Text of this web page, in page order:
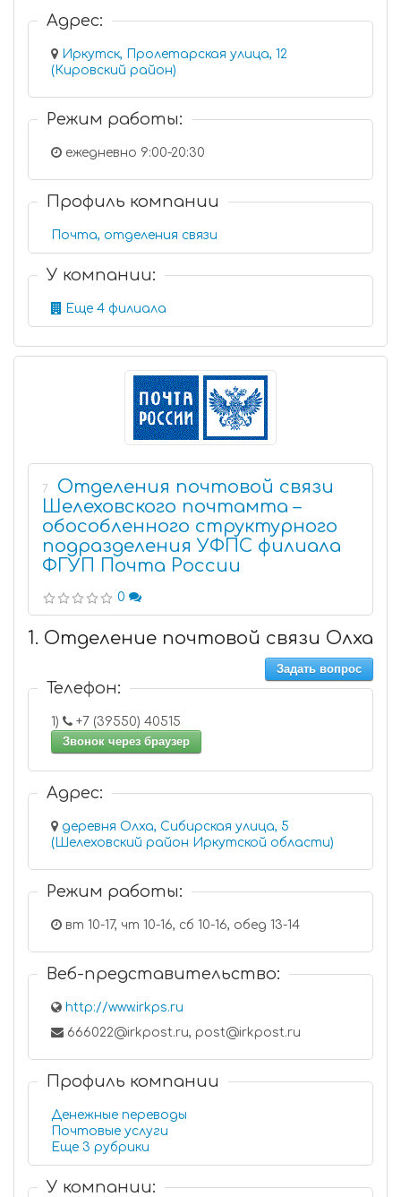
Адрес:
Иркутск, Пролетарская улица, 12
(Кировский район)
Режим работы:
ежедневно 9:00-20:30
Профиль компании
Почта, отделения связи
У компании:
Еще 4 филиала
7
Отделения почтовой связи
Шелеховского почтамта –
обособленного структурного
подразделения УФПС филиала
ФГУП Почта России
0
1. Отделение почтовой связи Олха
Задать вопрос
Телефон:
1)
+7 (39550) 40515
Звонок через браузер
Адрес:
деревня Олха, Сибирская улица, 5
(Шелеховский район Иркутской области)
Режим работы:
вт 10-17, чт 10-16, сб 10-16, обед 13-14
Веб-представительство:
http://www.irkps.ru
666022@irkpost.ru, post@irkpost.ru
Профиль компании
Денежные переводы
Почтовые услуги
Еще 3 рубрики
У компании: